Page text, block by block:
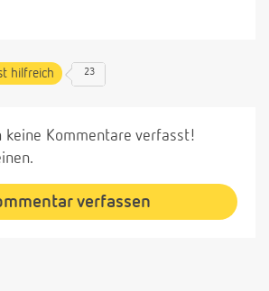
hilfreich 23
keine Kommentare verfasst!
verfassen